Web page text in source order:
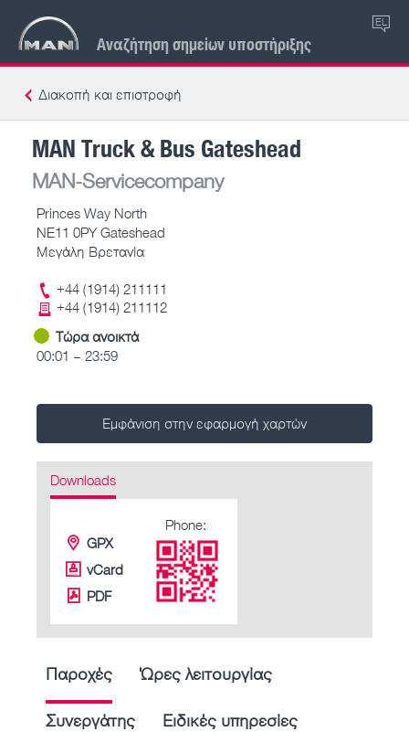
Αναζήτηση σημείων υποστήριξης
EL
Διακοπή και επιστροφή
MAN Truck & Bus Gateshead
MAN-Servicecompany
Princes Way North
NE11 0PY Gateshead
Μεγάλη Βρετανία
+44 (1914) 211111
+44 (1914) 211112
Τώρα ανοικτά
00:01 – 23:59
Εμφάνιση στην εφαρμογή χαρτών
Downloads
GPX
vCard
PDF
Phone:
Παροχές Ώρες λειτουργίας
Συνεργάτης Ειδικές υπηρεσίες